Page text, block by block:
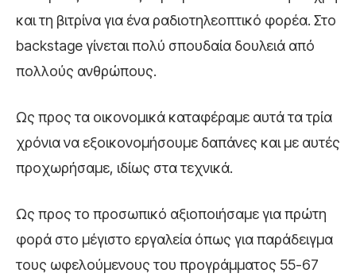
και τη βιτρίνα για ένα ραδιοτηλεοπτικό φορέα. Στο
backstage γίνεται πολύ σπουδαία δουλειά από
πολλούς ανθρώπους.
Ως προς τα οικονομικά καταφέραμε αυτά τα τρία
χρόνια να εξοικονομήσουμε δαπάνες και με αυτές
προχωρήσαμε, ιδίως στα τεχνικά.
Ως προς το προσωπικό αξιοποιήσαμε για πρώτη
φορά στο μέγιστο εργαλεία όπως για παράδειγμα
τους ωφελούμενους του προγράμματος 55-67